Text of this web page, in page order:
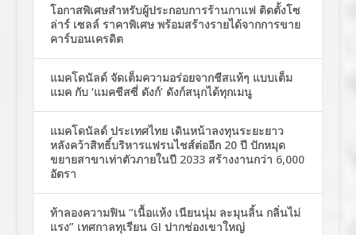
โอกาสพิเศษสำหรับผู้ประกอบการร้านกาแฟ ติดตั้งโซ
ล่าร์ เซลล์ ราคาพิเศษ พร้อมสร้างรายได้จากการขาย
คาร์บอนเครดิต
แมคโดนัลด์ จัดเต็มความอร่อยจากชีสแท้ๆ แบบเต็ม
แมค กับ ‘แมคชีสซี่ ดังก์’ ดังก์สนุกได้ทุกเมนู
แมคโดนัลด์ ประเทศไทย เดินหน้าลงทุนระยะยาว
หลังคว้าสิทธิ์บริหารแฟรนไชส์ต่ออีก 20 ปี ปักหมุด
ขยายสาขาเท่าตัวภายในปี 2033 สร้างงานกว่า 6,000
อัตรา
ท้าลองความฟิน “เนื้อแห้ง เนียนนุ่ม ละมุนลิ้น กลิ่นไม่
แรง” เทศกาลทุเรียน GI ปากช่องเขาใหญ่